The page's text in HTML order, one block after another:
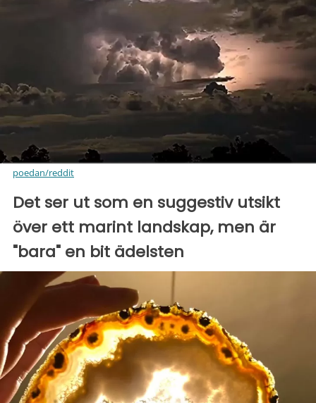
poedan/reddit
Det ser ut som en suggestiv utsikt
över ett marint landskap, men är
"bara" en bit ädelsten